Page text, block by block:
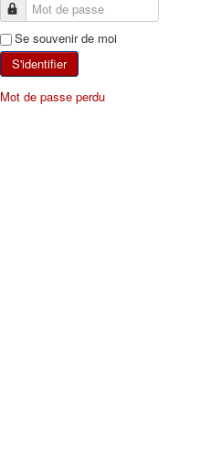
Se souvenir de moi
S'identifier
Mot de passe perdu